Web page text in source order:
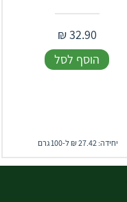
32.90
₪
הוסף לסל
יחידה: 27.42 ₪ ל-100 גרם